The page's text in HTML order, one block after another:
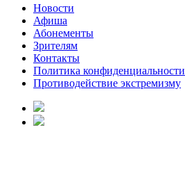
Новости
Афиша
Абонементы
Зрителям
Контакты
Политика конфиденциальности
Противодействие экстремизму